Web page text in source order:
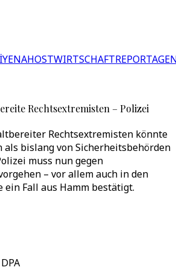
NAHOSTWIRTSCHAFT
Rechtsextremisten – Polizei
Rechtsextremisten könnte
bislang von Sicherheitsbehörden
muss nun gegen
– vor allem auch in den
ein Fall aus Hamm bestätigt.